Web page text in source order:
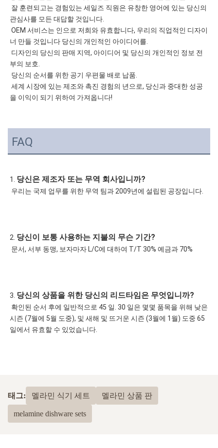
관심사를 모든 대답할 것입니다.
너 만들 것입니다 당신의 개인적인 아이디어를.
부의 보호.
당신의 순서를 위한 공기 우편물 배로 납품.
을 이익이 되기 위하여 가져옵니다!
FAQ
1. 당신은 제조자 또는 무역 회사입니까?
우리는 국제 업무를 위한 무역 팀과 2009년에 설립된 공장입니다.
2. 당신이 보통 사용하는 지불의 무슨 기간?
문서, 서부 동맹, 보자마자 L/C에 대하여 T/T 30% 예금과 70%
3. 당신의 상품을 위한 당신의 리드타임은 무엇입니까?
시즌 (7월에 5월 도중), 및 새해 및 뜨거운 시즌 (3월에 1월) 도중 65
일에서 유효할 수 있었습니다.
태그: 멜라민 식기 세트 멜라민 상품 판
melamine dishware sets